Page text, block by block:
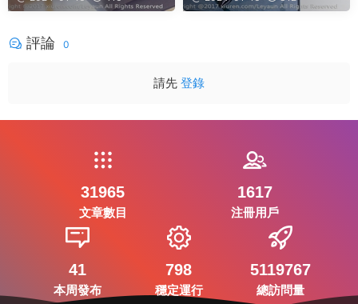
評論 0
請先 登錄
31965
文章數目
1617
注冊用戶
41
本周發布
798
穩定運行
5119767
總訪問量